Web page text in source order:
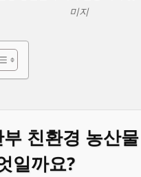
미지
부 친환경 농산
일까요?